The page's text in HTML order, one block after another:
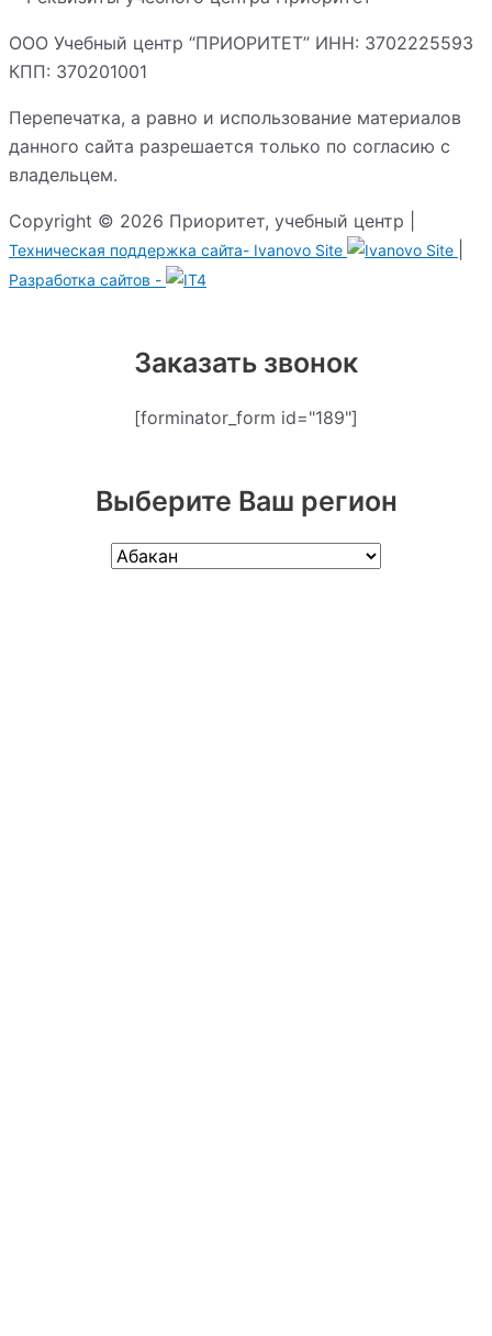
ООО Учебный центр “ПРИОРИТЕТ” ИНН: 3702225593
КПП: 370201001
Перепечатка, а равно и использование материалов
данного сайта разрешается только по согласию с
владельцем.
Copyright © 2026 Приоритет, учебный центр |
Техническая поддержка сайта- Ivanovo Site
Разработка сайтов -
Заказать звонок
[forminator_form id="189"]
Выберите Ваш регион